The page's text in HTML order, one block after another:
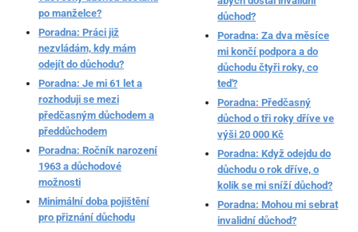
po manželce?
Poradna: Práci již
nezvládám, kdy mám
odejít do důchodu?
Poradna: Je mi 61 let a
rozhoduji se mezi
předčasným důchodem a
předdůchodem
Poradna: Ročník narození
1963 a důchodové
možnosti
Minimální doba pojištění
pro přiznání důchodu
důchod?
Poradna: Za dva měsíce
mi končí podpora a do
důchodu čtyři roky, co
teď?
Poradna: Předčasný
důchod o tři roky dříve ve
výši 20 000 Kč
Poradna: Když odejdu do
důchodu o rok dříve, o
kolik se mi sníží důchod?
Poradna: Mohou mi sebrat
invalidní důchod?